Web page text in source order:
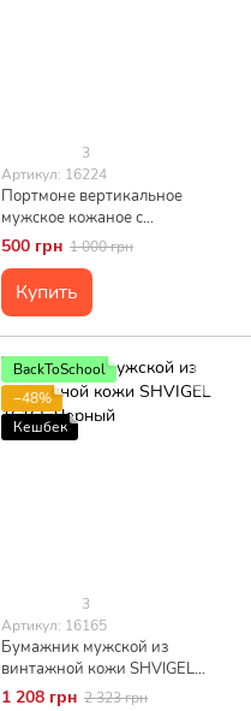
3
Артикул: 16224
Портмоне вертикальное
мужское кожаное с
монетницей SHVIGEL 16224
Синее
500 грн 1 000 грн
Купить
BackToSchool
−48%
Кешбек
3
Артикул: 16165
Бумажник мужской из
винтажной кожи SHVIGEL
16165 Черный
1 208 грн 2 323 грн